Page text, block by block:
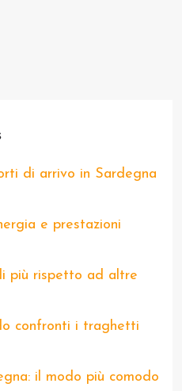
di arrivo in Sardegna
e prestazioni
più rispetto ad altre
confronti i traghetti
il modo più comodo